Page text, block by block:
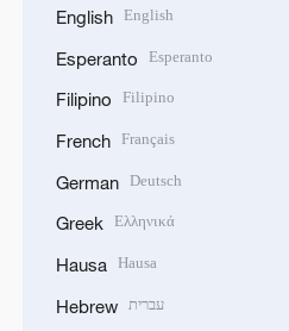
English English
Esperanto Esperanto
Filipino Filipino
French Français
German Deutsch
Greek Ελληνικά
Hausa Hausa
Hebrew עברית